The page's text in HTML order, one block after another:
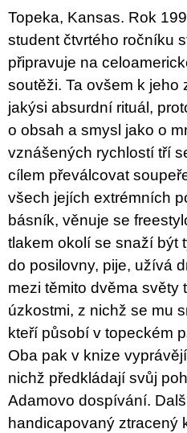
Topeka, Kansas. Rok
student čtvrtého ročníku
připravuje na
soutěži. Ta ovšem k
jakýsi absurdní rituál,
o obsah a smysl jako o
vznášených rychlostí tří
cílem převálcovat
všech jejích extrémních
básník, věnuje se
tlakem okolí se snaží být
do posilovny, pije, užívá
mezi těmito dvěma světy
úzkostmi, z nichž se mu
kteří působí v topeckém
Oba pak v knize
nichž předkládají svůj
Adamovo dospívání.
handicapovaný ztracený
D
o
p
o
r
u
č
u
e
m
e
VÝVAR
NEJEN
ROMSKÉ
PRO
SNESITELNĚJŠÍ
KLIMA
300
Kč
Původně:
350
Kč